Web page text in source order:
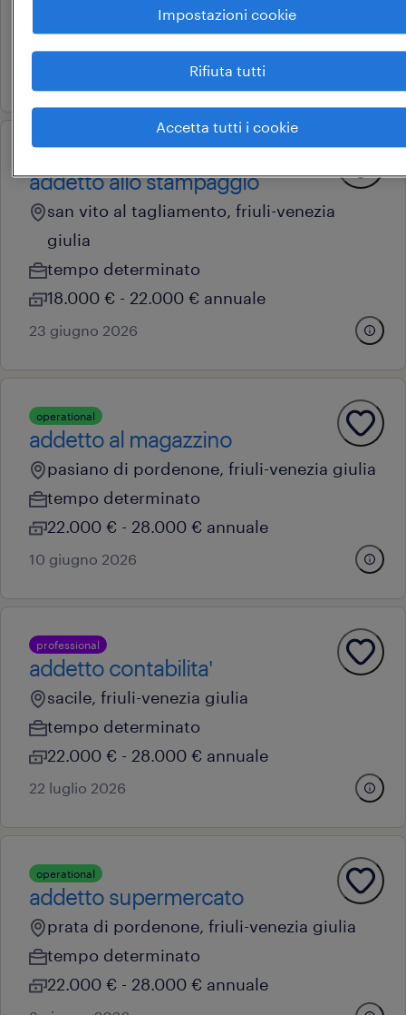
22.000 € - 28.000 € annuale
friul intagli industries spa
addetto allo stampaggio
san vito al tagliamento, friuli-venezia
giulia
tempo determinato
18.000 € - 22.000 € annuale
23 giugno 2026
operational
addetto al magazzino
pasiano di pordenone, friuli-venezia giulia
tempo determinato
22.000 € - 28.000 € annuale
10 giugno 2026
professional
addetto contabilita'
sacile, friuli-venezia giulia
tempo determinato
22.000 € - 28.000 € annuale
22 luglio 2026
operational
addetto supermercato
prata di pordenone, friuli-venezia giulia
tempo determinato
22.000 € - 28.000 € annuale
Impostazioni cookie
Rifiuta tutti
Accetta tutti i cookie